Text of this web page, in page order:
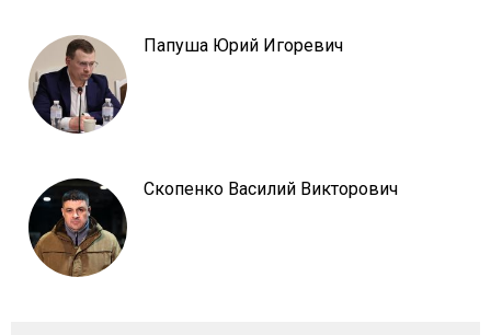
Папуша Юрий Игоревич
Скопенко Василий Викторович